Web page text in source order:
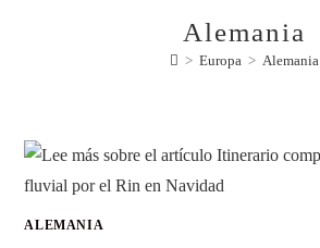
Alemania
> Europa > Alemania
ALEMANIA